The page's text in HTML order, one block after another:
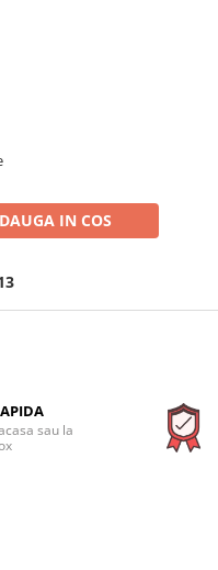
IN COS
sau la